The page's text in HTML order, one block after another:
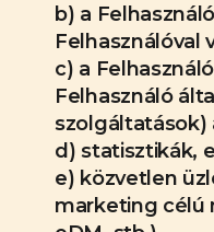
b) a
Felhasználóval
c) a
Felhasználó
szolgáltatások)
d) statisztikák,
e) közvetlen
marketing célú